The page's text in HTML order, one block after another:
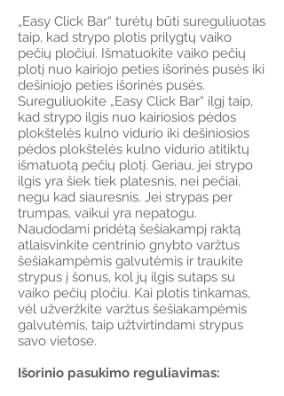
„Easy Click Bar“ turėtų būti sureguliuotas
taip, kad strypo plotis prilygtų vaiko
pečių pločiui. Išmatuokite vaiko pečių
plotį nuo kairiojo peties išorinės pusės iki
dešiniojo peties išorinės pusės.
Sureguliuokite „Easy Click Bar“ ilgį taip,
kad strypo ilgis nuo kairiosios pėdos
plokštelės kulno vidurio iki dešiniosios
pėdos plokštelės kulno vidurio atitiktų
išmatuotą pečių plotį. Geriau, jei strypo
ilgis yra šiek tiek platesnis, nei pečiai,
negu kad siauresnis. Jei strypas per
trumpas, vaikui yra nepatogu.
Naudodami pridėtą šešiakampį raktą
atlaisvinkite centrinio gnybto varžtus
šešiakampėmis galvutėmis ir traukite
strypus į šonus, kol jų ilgis sutaps su
vaiko pečių pločiu. Kai plotis tinkamas,
vėl užveržkite varžtus šešiakampėmis
galvutėmis, taip užtvirtindami strypus
savo vietose.
Išorinio pasukimo reguliavimas: